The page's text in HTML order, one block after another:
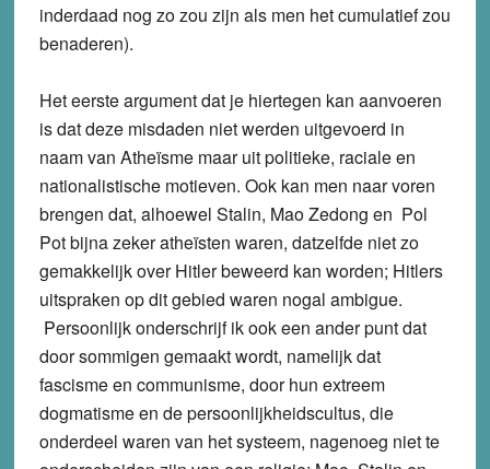
inderdaad nog zo zou zijn als men het cumulatief zou
benaderen).
Het eerste argument dat je hiertegen kan aanvoeren
is dat deze misdaden niet werden uitgevoerd in
naam van Atheïsme maar uit politieke, raciale en
nationalistische motieven. Ook kan men naar voren
brengen dat, alhoewel Stalin, Mao Zedong en Pol
Pot bijna zeker atheïsten waren, datzelfde niet zo
gemakkelijk over Hitler beweerd kan worden; Hitlers
uitspraken op dit gebied waren nogal ambigue.
Persoonlijk onderschrijf ik ook een ander punt dat
door sommigen gemaakt wordt, namelijk dat
fascisme en communisme, door hun extreem
dogmatisme en de persoonlijkheidscultus, die
onderdeel waren van het systeem, nagenoeg niet te